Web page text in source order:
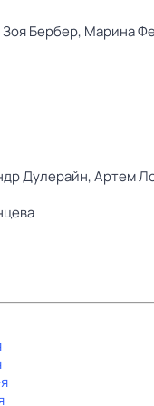
Зоя Бербер, Марина
Дулерайн,Артем